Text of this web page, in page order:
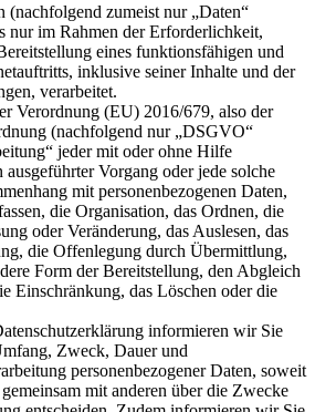
(nachfolgend zumeist nur „Daten“
nur im Rahmen der Erforderlichkeit,
eines funktionsfähigen und
inklusive seiner Inhalte und der
verarbeitet.
Verordnung (EU) 2016/679, also der
(nachfolgend nur „DSGVO“
jeder mit oder ohne Hilfe
ausgeführter Vorgang oder jede solche
mit personenbezogenen Daten,
die Organisation, das Ordnen, die
oder Veränderung, das Auslesen, das
die Offenlegung durch Übermittlung,
Form der Bereitstellung, den Abgleich
Einschränkung, das Löschen oder die
informieren wir Sie
Zweck, Dauer und
personenbezogener Daten, soweit
mit anderen über die Zwecke